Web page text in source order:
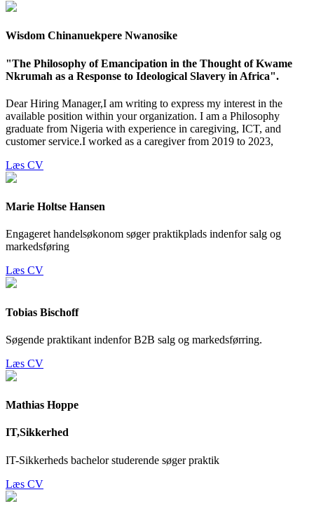
Wisdom Chinanuekpere Nwanosike
"The Philosophy of Emancipation in the Thought of Kwame
Nkrumah as a Response to Ideological Slavery in Africa".
Dear Hiring Manager,I am writing to express my interest in the
available position within your organization. I am a Philosophy
graduate from Nigeria with experience in caregiving, ICT, and
customer service.I worked as a caregiver from 2019 to 2023,
Læs CV
Marie Holtse Hansen
Engageret handelsøkonom søger praktikplads indenfor salg og
markedsføring
Læs CV
Tobias Bischoff
Søgende praktikant indenfor B2B salg og markedsførring.
Læs CV
Mathias Hoppe
IT,Sikkerhed
IT-Sikkerheds bachelor studerende søger praktik
Læs CV